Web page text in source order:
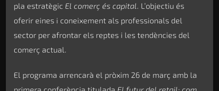
pla estratègic El comerç és capital . L’objectiu és
oferir eines i coneixement als professionals del
sector per afrontar els reptes i les tendències del
comerç actual.
El programa arrencarà el pròxim 26 de març amb la